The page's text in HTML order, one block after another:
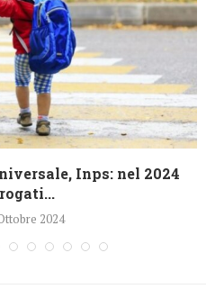
Inps: nel 2024
2024